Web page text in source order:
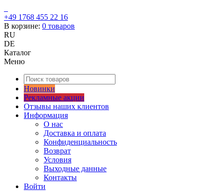
+49 1768 455 22 16
В корзине: 0 товаров
RU
DE
Каталог
Меню
Новинки
Рекламные акции
Отзывы наших клиентов
Информация
О нас
Доставка и оплата
Конфиденциальность
Возврат
Условия
Выходные данные
Контакты
Войти